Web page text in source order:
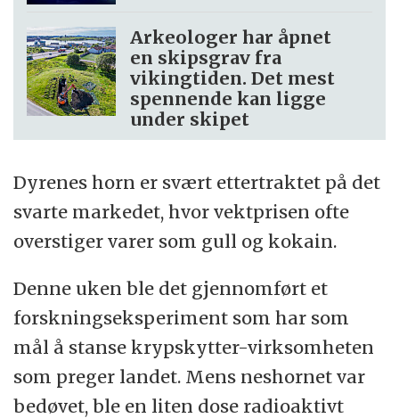
Arkeologer har åpnet
en skipsgrav fra
vikingtiden. Det mest
spennende kan ligge
under skipet
Dyrenes horn er svært ettertraktet på det
svarte markedet, hvor vektprisen ofte
overstiger varer som gull og kokain.
Denne uken ble det gjennomført et
forskningseksperiment som har som
mål å stanse krypskytter-virksomheten
som preger landet. Mens neshornet var
bedøvet, ble en liten dose radioaktivt